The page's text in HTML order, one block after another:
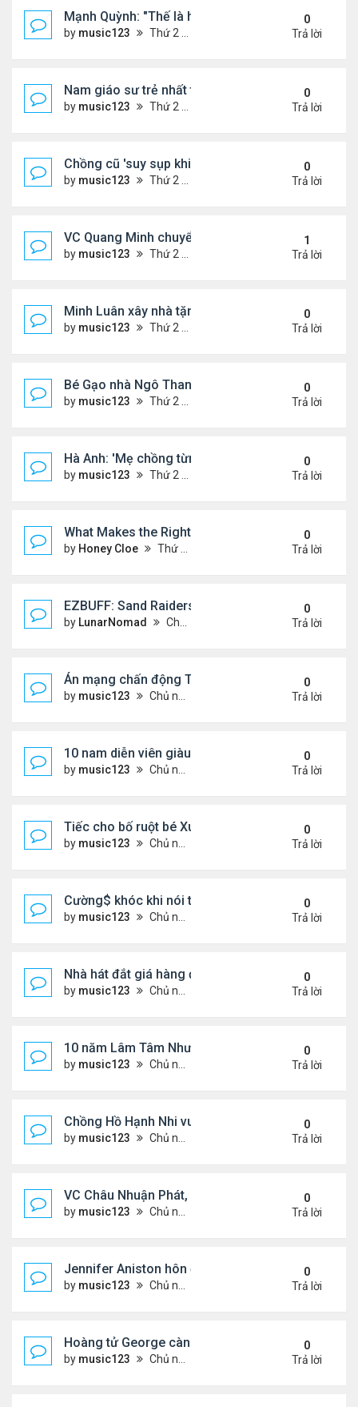
Mạnh Quỳnh: "Thế là hết"
by music123 Thứ 2 Tháng 8 03, 2026 6:56 pm
0
Trả lời
Nam giáo sư trẻ nhất thế giới ở tuổi 18
by music123 Thứ 2 Tháng 8 03, 2026 6:50 pm
0
Trả lời
Chồng cũ 'suy sụp khi biết tin Nicole Kidman có
by music123 Thứ 2 Tháng 8 03, 2026 6:41 pm
0
Trả lời
VC Quang Minh chuyển về tổ ấm
by music123 Thứ 2 Tháng 8 03, 2026 5:56 pm
1
Trả lời
Minh Luân xây nhà tặng cha mẹ
by music123 Thứ 2 Tháng 8 03, 2026 5:45 pm
0
Trả lời
Bé Gạo nhà Ngô Thanh Vân dễ thương trong tiệc
by music123 Thứ 2 Tháng 8 03, 2026 5:19 pm
0
Trả lời
Hà Anh: 'Mẹ chồng từng ngạc nhiên vì tôi luôn trả
by music123 Thứ 2 Tháng 8 03, 2026 5:13 pm
0
Trả lời
What Makes the Right Retail POS Matter?
by Honey Cloe Thứ 2 Tháng 8 03, 2026 10:35 am
0
Trả lời
EZBUFF: Sand Raiders of Sophie Farming
by LunarNomad Chủ nhật Tháng 8 02, 2026 11:33 pm
0
Trả lời
Án mạng chấn động Thái lan: hai chị em người
by music123 Chủ nhật Tháng 8 02, 2026 6:43 pm
0
Trả lời
10 nam diễn viên giàu nhất Trung Quốc 2026
by music123 Chủ nhật Tháng 8 02, 2026 6:39 pm
0
Trả lời
Tiếc cho bố ruột bé Xuân Mai ở Mỹ
by music123 Chủ nhật Tháng 8 02, 2026 6:33 pm
0
Trả lời
Cường$ khóc khi nói thật về hôn nhân
by music123 Chủ nhật Tháng 8 02, 2026 6:28 pm
0
Trả lời
Nhà hát đắt giá hàng đầu tg ở VN
by music123 Chủ nhật Tháng 8 02, 2026 6:20 pm
0
Trả lời
10 năm Lâm Tâm Như - Hoắc Kiến Hoa
by music123 Chủ nhật Tháng 8 02, 2026 6:11 pm
0
Trả lời
Chồng Hồ Hạnh Nhi vui vẻ ôm người cũ của vợ
by music123 Chủ nhật Tháng 8 02, 2026 6:05 pm
0
Trả lời
VC Châu Nhuận Phát, Lưu Gia Linh viếng vợ cũ ..
by music123 Chủ nhật Tháng 8 02, 2026 6:00 pm
0
Trả lời
Jennifer Aniston hôn đắm đuối bạn trai trên du
by music123 Chủ nhật Tháng 8 02, 2026 5:54 pm
0
Trả lời
Hoàng tử George càng lớn càng điển trai
by music123 Chủ nhật Tháng 8 02, 2026 5:47 pm
0
Trả lời